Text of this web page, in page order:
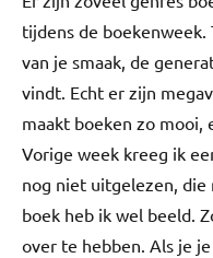
tijdens de boekenweek.
van je smaak, de
vindt. Echt er zijn
maakt boeken zo mooi,
Vorige week kreeg ik
nog niet uitgelezen, die
boek heb ik wel beeld.
over te hebben. Als je